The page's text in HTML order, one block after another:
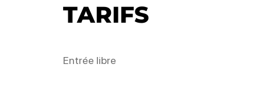
TARIFS
Entrée libre